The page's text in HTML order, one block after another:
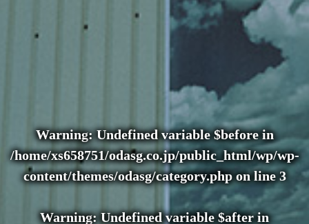
Warning: Undefined variable $before in
/home/xs658751/odasg.co.jp/public_html/wp/wp-
content/themes/odasg/category.phpon line3
Warning: Undefined variable $after in